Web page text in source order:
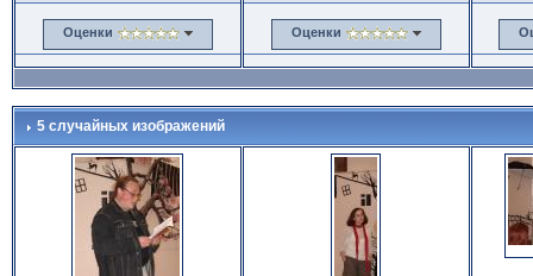
Оценки Оценки
5 случайных изображений